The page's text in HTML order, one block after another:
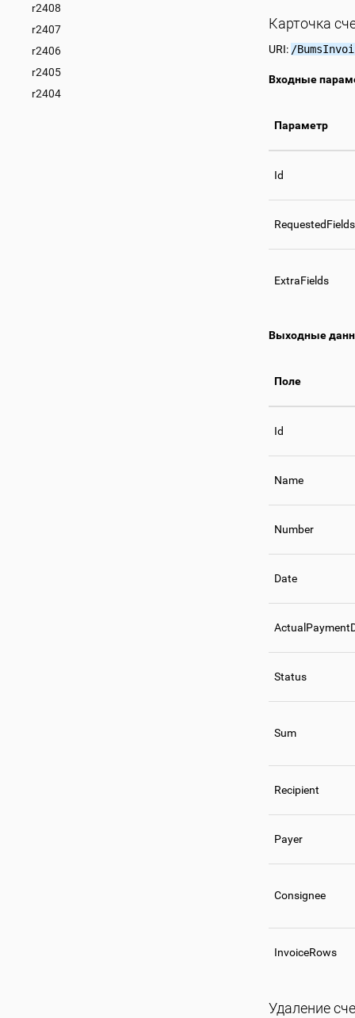
r2408
r2407
r2406
r2405
r2404
Карточка
URI: /
Входные
Параметр
Id
RequestedFields
ExtraFields
Выходные
Поле
Id
Name
Number
Date
Status
Sum
Recipient
Payer
Consignee
InvoiceRows
Удаление